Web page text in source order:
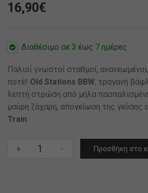
16,90€
Διαθέσιμο σε 3 έως 7 ημέρες
Παλιοί γνωστοί σταθμοί,
ποτέ! Old Stations BBW, τραγανή
λεπτή στρώση από μήλα
μαύρη ζάχαρη, απογείωση της γεύσης
Train.
+
Steam
- Προσθήκη στο